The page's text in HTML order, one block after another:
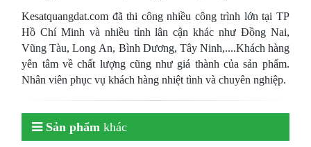
Kesatquangdat.com đã thi công nhiều công trình lớn tại TP
Hồ Chí Minh và nhiều tỉnh lân cận khác như Đồng Nai,
Vũng Tàu, Long An, Bình Dương, Tây Ninh,....Khách hàng
yên tâm về chất lượng cũng như giá thành của sản phẩm.
Nhân viên phục vụ khách hàng nhiệt tình và chuyên nghiệp.
Sản phẩm khác